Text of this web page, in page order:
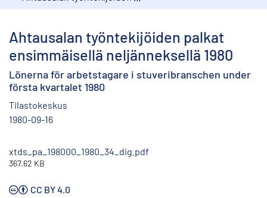
Ahtausalan työntekijöiden palkat
ensimmäisellä neljänneksellä 1980
Lönerna för arbetstagare i stuveribranschen under
första kvartalet 1980
Tilastokeskus
1980-09-16
xtds_pa_198000_1980_34_dig.pdf
367.62 KB
CC BY 4.0